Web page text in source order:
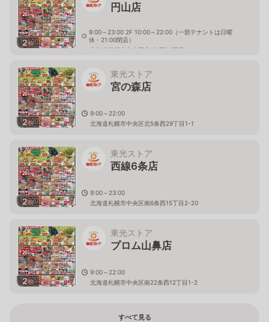
2枚
円山店
9:00～23:00 2F 10:00～22:00（一部テナントは日曜
休・21:00閉店）
北海道札幌市中央区北1条西24丁目4-1
2枚
東光ストア
宮の森店
9:00～22:00
北海道札幌市中央区北5条西29丁目1-1
2枚
東光ストア
西線6条店
9:00～23:00
北海道札幌市中央区南6条西15丁目2-20
2枚
東光ストア
プロム山鼻店
9:00～22:00
北海道札幌市中央区南22条西12丁目1-2
すべて見る